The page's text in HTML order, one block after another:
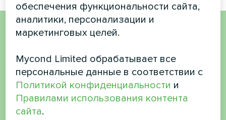
Хотите купить или у вас
есть вопросы?
Свяжитесь с нами, и мы поможем вам
обеспечения функциональности сайта,
аналитики, персонализации и
маркетинговых целей.
Mycond Limited обрабатывает все
персональные данные в соответствии с
Политикой конфиденциальности и
Правилами использования контента
сайта.